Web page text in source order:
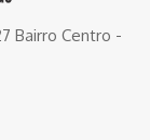
Bairro Centro -